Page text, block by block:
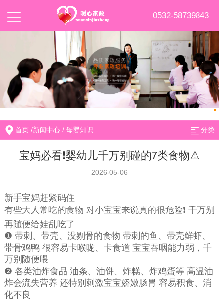
0532-58739843
首页 /新闻中心 /母婴知识 分类
宝妈必看❗️婴幼儿千万别碰的7类食物⚠️
2026-05-06
新手宝妈赶紧码住
有些大人常吃的食物 对小宝宝来说真的很危险❗️ 千万别
再随便给娃乱吃了
❶ 带刺、带壳、没剔骨的食物 带刺的鱼、带壳鲜虾、
带骨鸡鸭 很容易卡喉咙、卡食道 宝宝吞咽能力弱，千
万别随便喂
❷ 各类油炸食品 油条、油饼、炸糕、炸鸡蛋等 高温油
炸会流失营养 还特别刺激宝宝娇嫩肠胃 容易积食、消
化不良